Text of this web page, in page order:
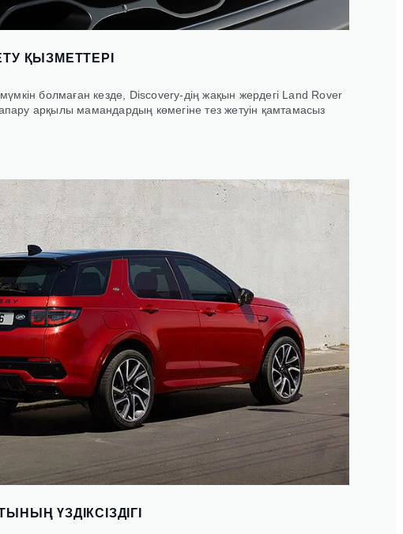
ҚЫЗМЕТТЕРІ
болмаған кезде, Discovery-дің жақын жердегі Land Rover
арқылы мамандардың көмегіне тез жетуін қамтамасыз
ҮЗДІКСІЗДІГІ